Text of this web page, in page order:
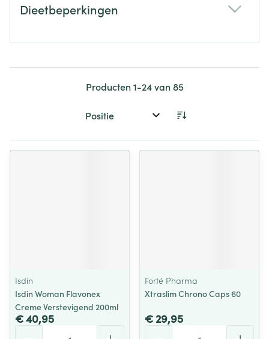
Dieetbeperkingen
Producten1-24van85
Sorteer op:
Isdin
Isdin Woman Flavonex
Creme Verstevigend 200ml
€ 40,95
Forté Pharma
Xtraslim Chrono Caps 60
€ 29,95